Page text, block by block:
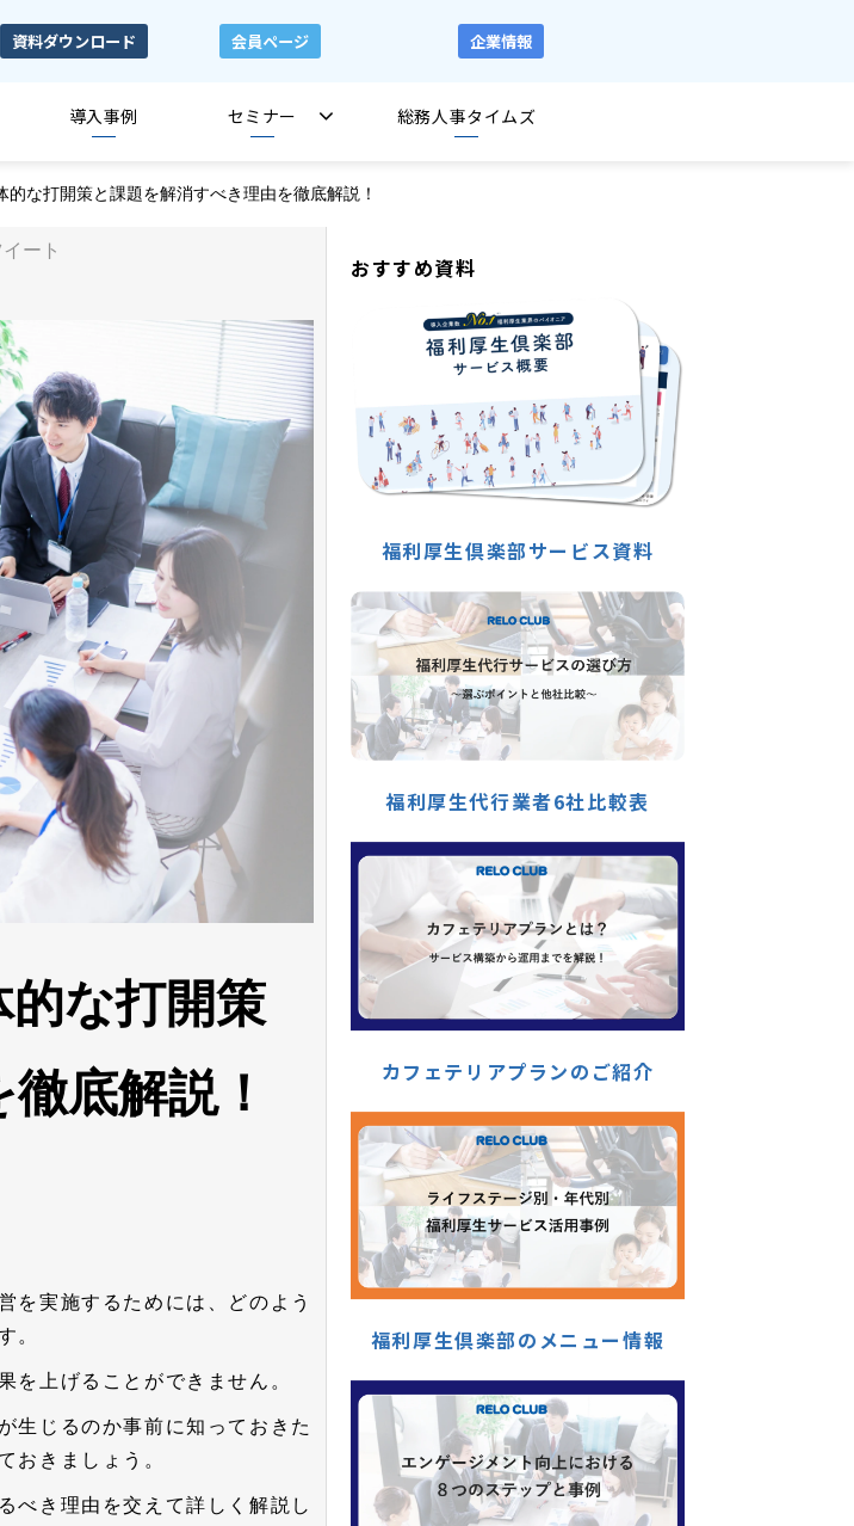
資料ダウンロード 会員ページ 企業情報
導入事例 セミナー 総務人事タイムズ
な打開策と課題を解消すべき理由を徹底解説！
ート
な打開策
底解説！
を実施するためには、どのよう
。
を上げることができません。
生じるのか事前に知っておきた
おきましょう。
べき理由を交えて詳しく解説し
おすすめ資料
福利厚生倶楽部サービス資料
福利厚生代行業者6社比較表
カフェテリアプランのご紹介
福利厚生倶楽部のメニュー情報